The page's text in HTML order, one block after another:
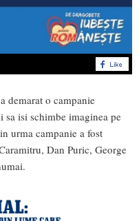
demarat o campanie
sa isi schimbe imaginea pe
urma campanie a fost
Dan Puric, George